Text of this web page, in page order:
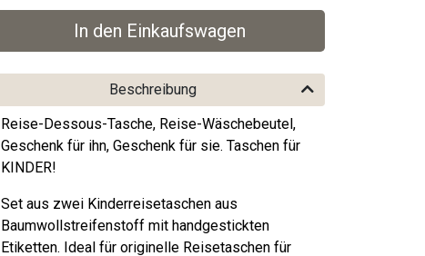
Beschreibung
Reise-Dessous-Tasche, Reise-Wäschebeutel,
Geschenk für ihn, Geschenk für sie. Taschen für
KINDER!
Set aus zwei Kinderreisetaschen aus
Baumwollstreifenstoff mit handgestickten
Etiketten. Ideal für originelle Reisetaschen für